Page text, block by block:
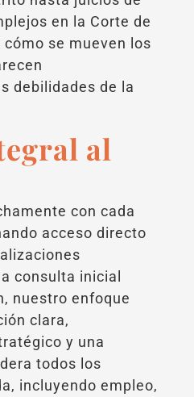
en la Corte de
se mueven los
debilidades de la
al
con cada
acceso directo
consulta inicial
nuestro enfoque
clara,
y una
todos los
incluyendo empleo,